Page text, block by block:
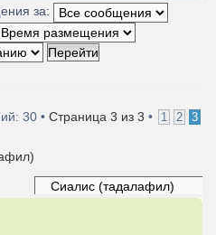
за:
30 • Страница 3 из 3 • 1 2 3